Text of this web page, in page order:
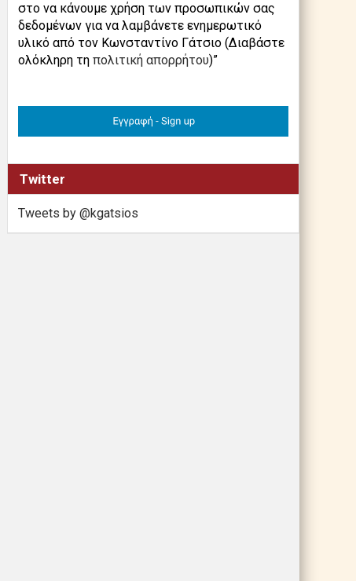
στο να κάνουμε χρήση των προσωπικών σας
δεδομένων για να λαμβάνετε ενημερωτικό
υλικό από τον Κωνσταντίνο Γάτσιο (Διαβάστε
ολόκληρη τη πολιτική απορρήτου)”
Twitter
Tweets by @kgatsios